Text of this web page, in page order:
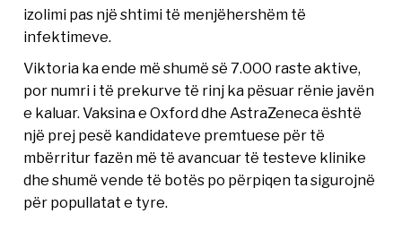
izolimi pas një shtimi të menjëhershëm të
infektimeve.
Viktoria ka ende më shumë së 7.000 raste aktive,
por numri i të prekurve të rinj ka pësuar rënie javën
e kaluar. Vaksina e Oxford dhe AstraZeneca është
një prej pesë kandidateve premtuese për të
mbërritur fazën më të avancuar të testeve klinike
dhe shumë vende të botës po përpiqen ta sigurojnë
për popullatat e tyre.